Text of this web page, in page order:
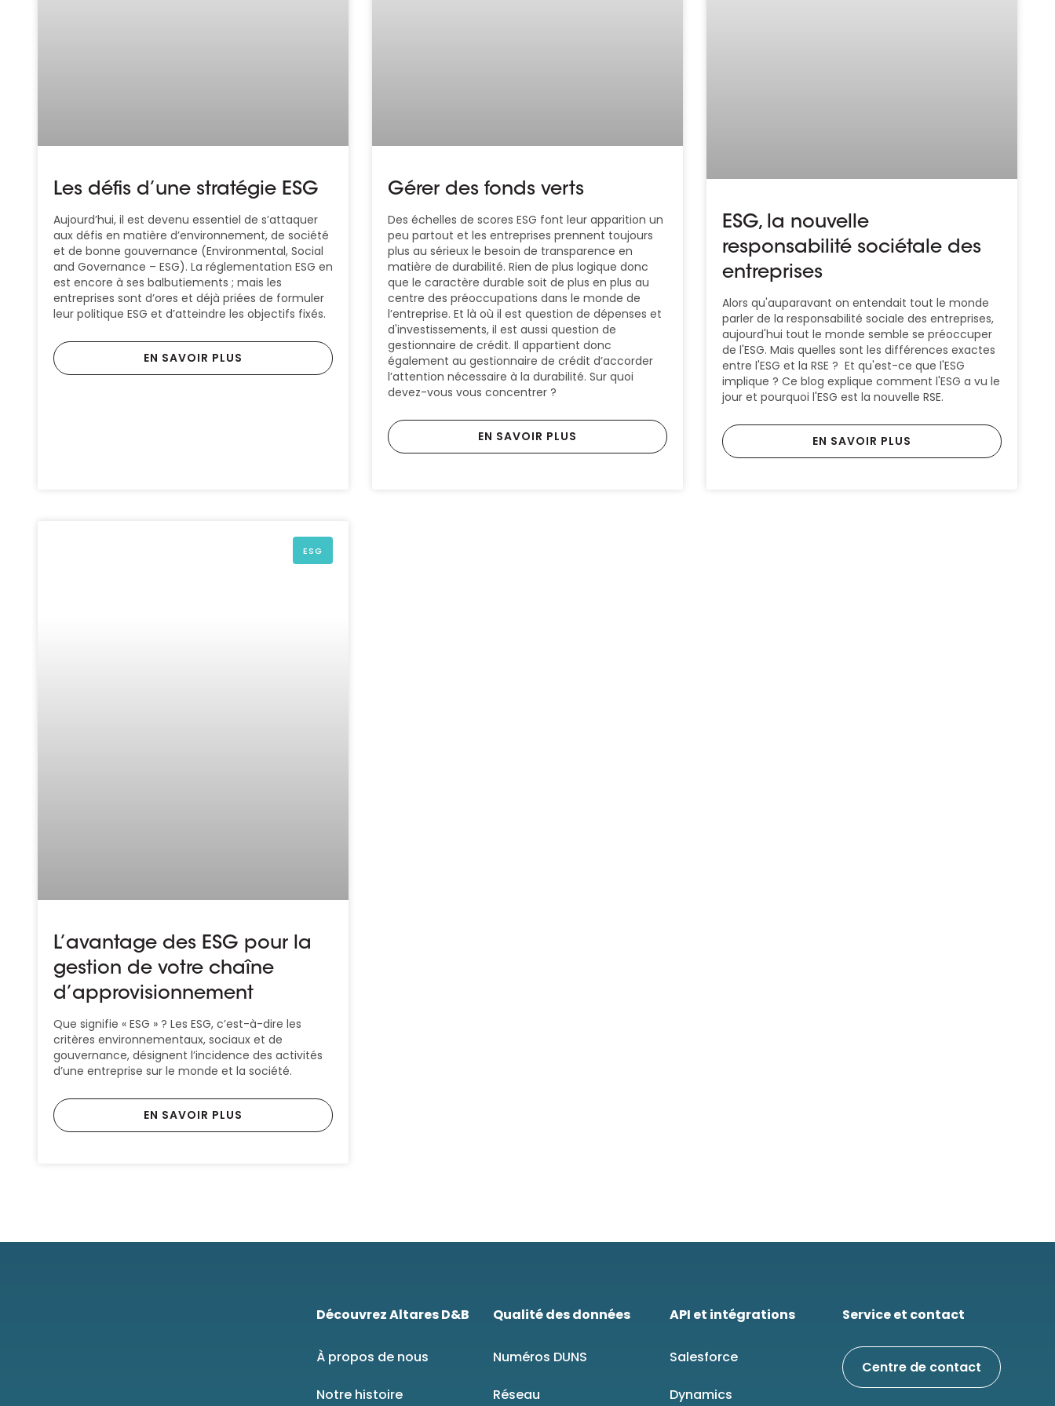
Les défis d’une stratégie ESG
Aujourd’hui, il est devenu essentiel de s’attaquer
aux défis en matière d’environnement, de société
et de bonne gouvernance (Environmental, Social
and Governance – ESG). La réglementation ESG en
est encore à ses balbutiements ; mais les
entreprises sont d’ores et déjà priées de formuler
leur politique ESG et d’atteindre les objectifs fixés.
EN SAVOIR PLUS
Gérer des fonds verts
Des échelles de scores ESG font leur apparition un
peu partout et les entreprises prennent toujours
plus au sérieux le besoin de transparence en
matière de durabilité. Rien de plus logique donc
que le caractère durable soit de plus en plus au
centre des préoccupations dans le monde de
l’entreprise. Et là où il est question de dépenses et
d'investissements, il est aussi question de
gestionnaire de crédit. Il appartient donc
également au gestionnaire de crédit d’accorder
l’attention nécessaire à la durabilité. Sur quoi
devez-vous vous concentrer ?
EN SAVOIR PLUS
ESG, la nouvelle
responsabilité sociétale des
entreprises
Alors qu'auparavant on entendait tout le monde
parler de la responsabilité sociale des entreprises,
aujourd'hui tout le monde semble se préoccuper
de l'ESG. Mais quelles sont les différences exactes
entre l'ESG et la RSE ? Et qu'est-ce que l'ESG
implique ? Ce blog explique comment l'ESG a vu le
jour et pourquoi l'ESG est la nouvelle RSE.
EN SAVOIR PLUS
ESG
L’avantage des ESG pour la
gestion de votre chaîne
d’approvisionnement
Que signifie « ESG » ? Les ESG, c’est-à-dire les
critères environnementaux, sociaux et de
gouvernance, désignent l’incidence des activités
d’une entreprise sur le monde et la société.
EN SAVOIR PLUS
Découvrez Altares D&B
À propos de nous
Notre histoire
Qualité des données
Numéros DUNS
Réseau
API et intégrations
Salesforce
Dynamics
Service et contact
Centre de contact